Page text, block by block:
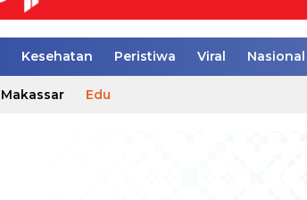
Kesehatan Peristiwa Viral Nasional
Makassar Edu